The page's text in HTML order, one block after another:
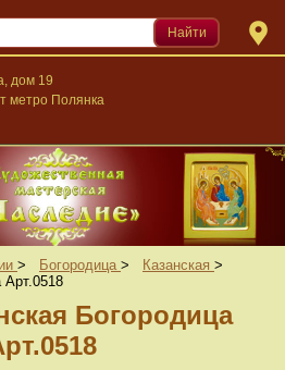
дом 19
метро Полянка
Найти
> Богородица > Казанская >
Арт.0518
Богородица